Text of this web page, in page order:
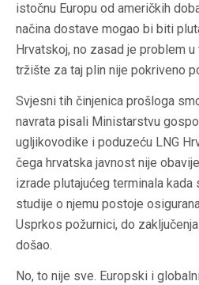
istočnu Europu od američkih
načina dostave mogao bi biti
Hrvatskoj, no zasad je problem
tržište za taj plin nije pokriveno
Svjesni tih činjenica prošloga
navrata pisali Ministarstvu
ugljikovodike i poduzeću LNG
čega hrvatska javnost nije
izrade plutajućeg terminala kada
studije o njemu postoje
Usprkos požurnici, do
došao.
No, to nije sve. Europski i